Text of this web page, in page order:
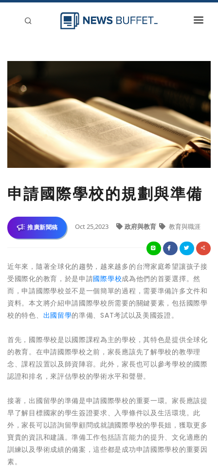
刊登
申請國際學校的規劃與準備
推廣新聞稿 Oct 25,2023 政府與教育 教育與職涯
近年來，隨著全球化的趨勢，越來越多的台灣家庭希望讓孩子接
受國際化的教育，於是申請國際學校成為他們的首要選擇。然
而，申請國際學校並不是一個簡單的過程，需要準備許多文件和
資料。本文將介紹申請國際學校所需要的關鍵要素，包括國際學
校的特色、 出國留學的準備、SAT考試以及美國簽證。
首先，國際學校是以國際課程為主的學校，其特色是提供全球化
的教育。在申請國際學校之前，家長應該先了解學校的教學理
念、課程設置以及師資陣容。此外，家長也可以參考學校的國際
認證和排名，來評估學校的學術水平和聲譽。
接著，出國留學的準備是申請國際學校的重要一環。家長應該提
早了解目標國家的學生簽證要求、入學條件以及生活環境。此
外，家長可以諮詢留學顧問或就讀國際學校的學長姐，獲取更多
寶貴的資訊和建議。準備工作包括語言能力的提升、文化適應的
訓練以及學術成績的備案，這些都是成功申請國際學校的重要因
素。